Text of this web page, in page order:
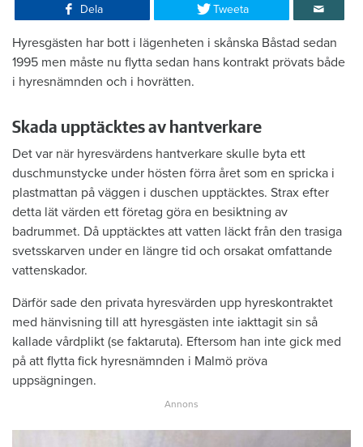
Dela Tweeta
Hyresgästen har bott i lägenheten i skånska Båstad sedan
1995 men måste nu flytta sedan hans kontrakt prövats både
i hyresnämnden och i hovrätten.
Skada upptäcktes av hantverkare
Det var när hyresvärdens hantverkare skulle byta ett
duschmunstycke under hösten förra året som en spricka i
plastmattan på väggen i duschen upptäcktes. Strax efter
detta lät värden ett företag göra en besiktning av
badrummet. Då upptäcktes att vatten läckt från den trasiga
svetsskarven under en längre tid och orsakat omfattande
vattenskador.
Därför sade den privata hyresvärden upp hyreskontraktet
med hänvisning till att hyresgästen inte iakttagit sin så
kallade vårdplikt (se faktaruta). Eftersom han inte gick med
på att flytta fick hyresnämnden i Malmö pröva
uppsägningen.